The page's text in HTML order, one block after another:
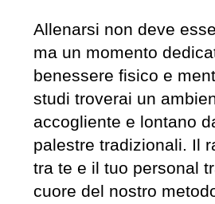
Allenarsi non deve
ma un momento
benessere fisico e
studi troverai un
accogliente e lontano
palestre tradizionali. Il
tra te e il tuo personal
cuore del nostro